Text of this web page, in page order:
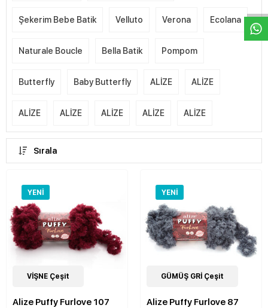
Şekerim Bebe Batik Velluto Verona Ecolana
Naturale Boucle Bella Batik Pompom
Butterfly Baby Butterfly ALİZE ALİZE
ALİZE ALİZE ALİZE ALİZE ALİZE
Sırala
YENI
9 Çeşit
VİŞNE Çeşit
Alize Puffy Furlove 107
YENI
9Çeşit
GÜMÜŞ GRİ Çeşit
Alize Puffy Furlove 87